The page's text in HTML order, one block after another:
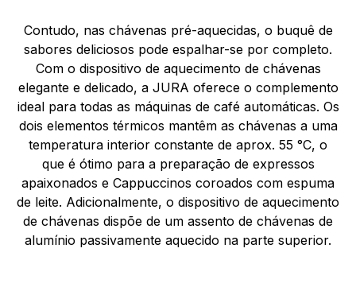
Contudo, nas chávenas pré-aquecidas, o buquê de
sabores deliciosos pode espalhar-se por completo.
Com o dispositivo de aquecimento de chávenas
elegante e delicado, a JURA oferece o complemento
ideal para todas as máquinas de café automáticas. Os
dois elementos térmicos mantêm as chávenas a uma
temperatura interior constante de aprox. 55 °C, o
que é ótimo para a preparação de expressos
apaixonados e Cappuccinos coroados com espuma
de leite. Adicionalmente, o dispositivo de aquecimento
de chávenas dispõe de um assento de chávenas de
alumínio passivamente aquecido na parte superior.